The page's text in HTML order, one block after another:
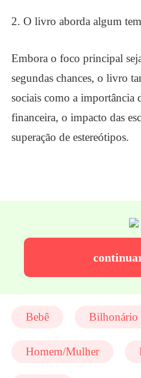
2. O livro aborda algum
Embora o foco principal
segundas chances, o livro
sociais como a importância
financeira, o impacto das
superação de estereótipos.
Bebê Bilhonário
Homem/Mulher